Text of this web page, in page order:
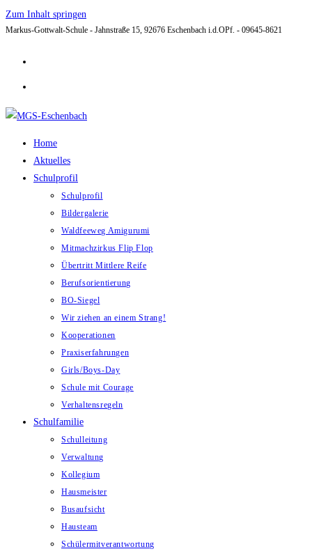
Zum Inhalt springen
Markus-Gottwalt-Schule - Jahnstraße 15, 92676 Eschenbach i.d.OPf. - 09645-8621
Home
Aktuelles
Schulprofil
Schulprofil
Bildergalerie
Waldfeeweg Amigurumi
Mitmachzirkus Flip Flop
Übertritt Mittlere Reife
Berufsorientierung
BO-Siegel
Wir ziehen an einem Strang!
Kooperationen
Praxiserfahrungen
Girls/Boys-Day
Schule mit Courage
Verhaltensregeln
Schulfamilie
Schulleitung
Verwaltung
Kollegium
Hausmeister
Busaufsicht
Hausteam
Schülermitverantwortung